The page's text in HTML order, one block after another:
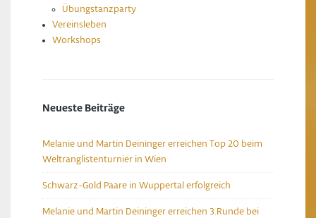
Übungstanzparty
Vereinsleben
Workshops
Neueste Beiträge
Melanie und Martin Deininger erreichen Top 20 beim
Weltranglistenturnier in Wien
Schwarz-Gold Paare in Wuppertal erfolgreich
Melanie und Martin Deininger erreichen 3.Runde bei